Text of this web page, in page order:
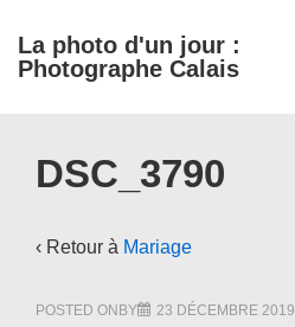
passer
au
La photo d'un jour :
Photographe Calais
Navigation
DSC_3790
‹ Retour à Mariage
POSTED ONBY 23 DÉCEMBRE 2019